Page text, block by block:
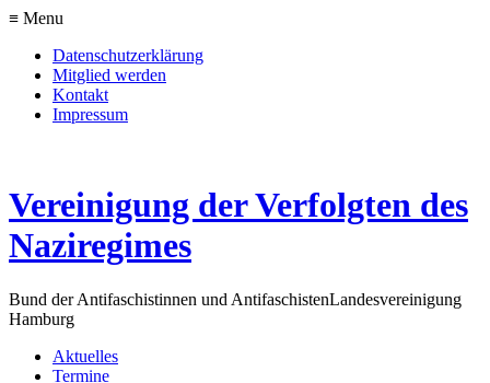
≡ Menu
Datenschutzerklärung
Mitglied werden
Kontakt
Impressum
Vereinigung der Verfolgten des
Naziregimes
Bund der Antifaschistinnen und AntifaschistenLandesvereinigung
Hamburg
Aktuelles
Termine